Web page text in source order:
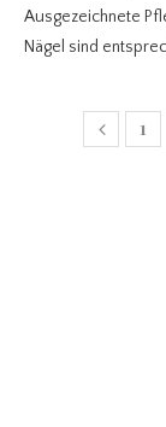
Ausgezeichnete
Nägel sind
1